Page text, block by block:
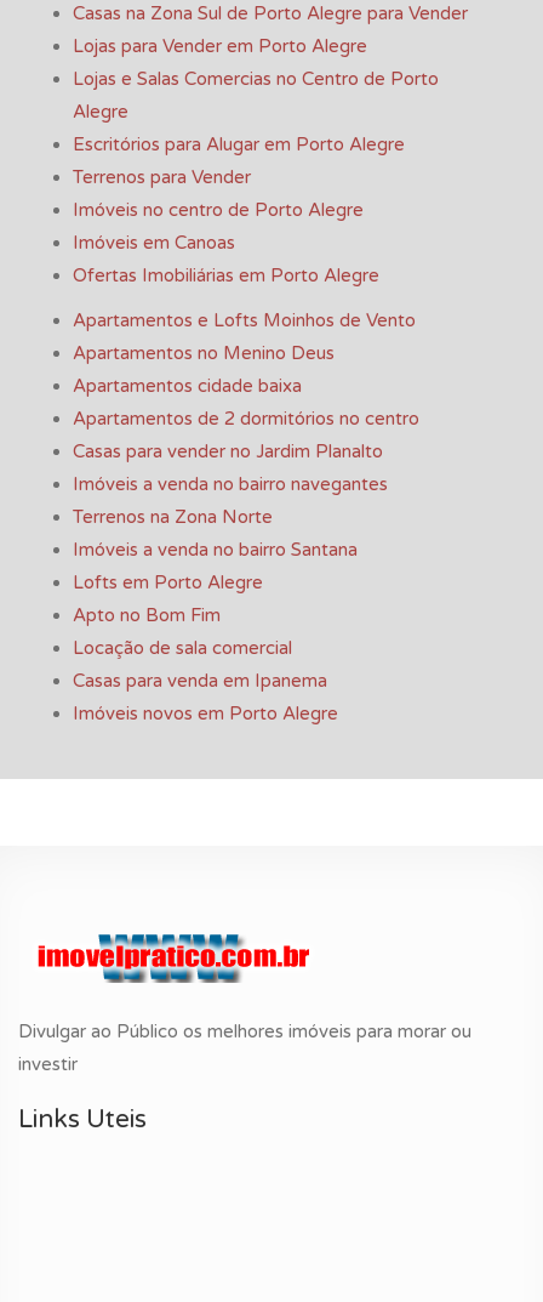
Casas na Zona Sul de Porto Alegre para Vender
Lojas para Vender em Porto Alegre
Lojas e Salas Comercias no Centro de Porto
Alegre
Escritórios para Alugar em Porto Alegre
Terrenos para Vender
Imóveis no centro de Porto Alegre
Imóveis em Canoas
Ofertas Imobiliárias em Porto Alegre
Apartamentos e Lofts Moinhos de Vento
Apartamentos no Menino Deus
Apartamentos cidade baixa
Apartamentos de 2 dormitórios no centro
Casas para vender no Jardim Planalto
Imóveis a venda no bairro navegantes
Terrenos na Zona Norte
Imóveis a venda no bairro Santana
Lofts em Porto Alegre
Apto no Bom Fim
Locação de sala comercial
Casas para venda em Ipanema
Imóveis novos em Porto Alegre
Divulgar ao Público os melhores imóveis para morar ou
investir
Links Uteis